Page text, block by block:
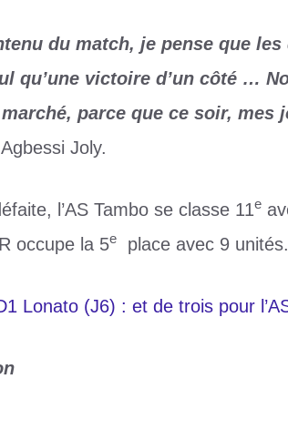
du match, je pense que
qu’une victoire d’un côté …
marché, parce que ce soir,
Joly.
l’AS Tambo se classe 11e
occupe la 5e place avec 9 unités.
Lonato (J6) : et de trois pour